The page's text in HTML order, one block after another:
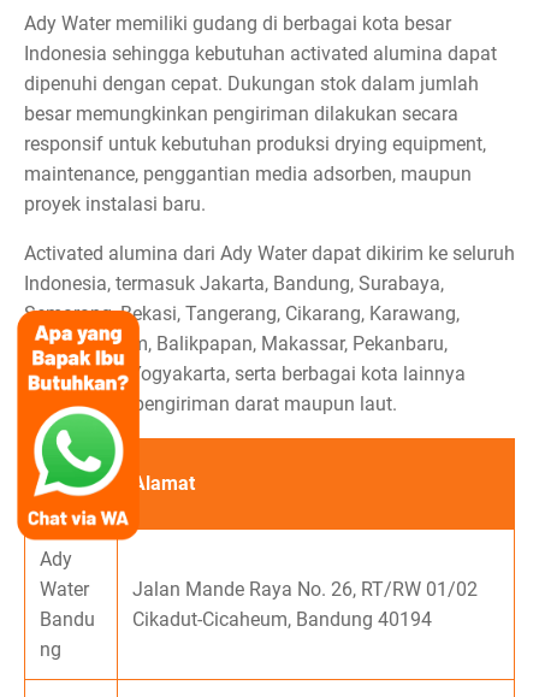
Ady Water memiliki gudang di berbagai kota besar
Indonesia sehingga kebutuhan activated alumina dapat
dipenuhi dengan cepat. Dukungan stok dalam jumlah
besar memungkinkan pengiriman dilakukan secara
responsif untuk kebutuhan produksi drying equipment,
maintenance, penggantian media adsorben, maupun
proyek instalasi baru.
Activated alumina dari Ady Water dapat dikirim ke seluruh
Indonesia, termasuk Jakarta, Bandung, Surabaya,
Semarang, Bekasi, Tangerang, Cikarang, Karawang,
Medan, Batam, Balikpapan, Makassar, Pekanbaru,
Palembang, Yogyakarta, serta berbagai kota lainnya
melalui jalur pengiriman darat maupun laut.
Caban
g
Alamat
Ady
Water
Bandu
ng
Jalan Mande Raya No. 26, RT/RW 01/02
Cikadut-Cicaheum, Bandung 40194